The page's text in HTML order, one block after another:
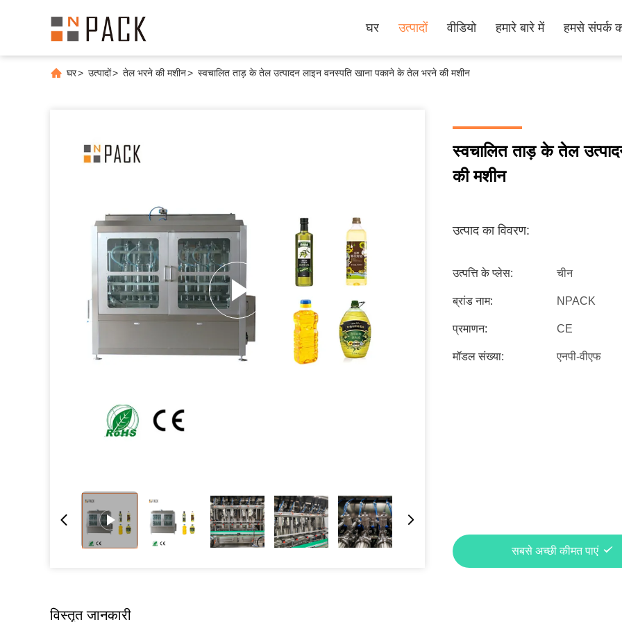
घर उत्पादों वीडियो हमारे बारे में हमसे संपर्क
घर> उत्पादों> तेल भरने की मशीन> स्वचालित ताड़ के तेल उत्पादन लाइन वनस्पति खाना पकाने के तेल भरने की मशीन
स्वचालित ताड़ के तेल
की मशीन
उत्पाद का विवरण:
उत्पत्ति के प्लेस: चीन
ब्रांड नाम: NPACK
प्रमाणन: CE
मॉडल संख्या: एनपी-वीएफ
सबसे अच्छी कीमत पाएं
विस्तृत जानकारी